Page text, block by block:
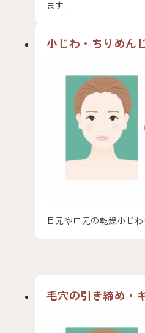
ます。
小じわ・ちりめん
目元や口元の乾燥小じ
毛穴の引き締め・